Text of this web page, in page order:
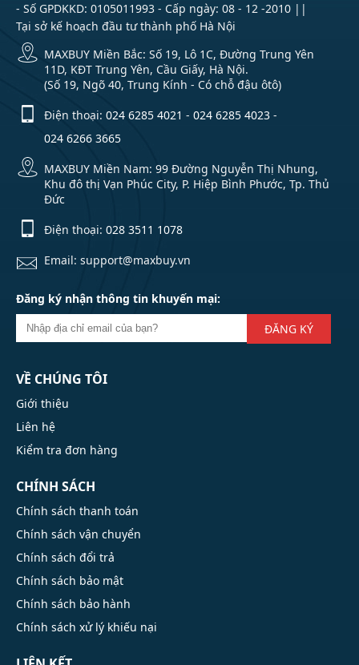
- Số GPDKKD: 0105011993 - Cấp ngày: 08 - 12 -2010 ||
Tại sở kế hoạch đầu tư thành phố Hà Nội
MAXBUY Miền Bắc: Số 19, Lô 1C, Đường Trung Yên
11D, KĐT Trung Yên, Cầu Giấy, Hà Nội.
(Số 19, Ngõ 40, Trung Kính - Có chỗ đậu ôtô)
Điện thoại: 024 6285 4021 - 024 6285 4023 -
024 6266 3665
MAXBUY Miền Nam: 99 Đường Nguyễn Thị Nhung,
Khu đô thị Vạn Phúc City, P. Hiệp Bình Phước, Tp. Thủ
Đức
Điện thoại: 028 3511 1078
Email: support@maxbuy.vn
Đăng ký nhận thông tin khuyến mại:
ĐĂNG KÝ
VỀ CHÚNG TÔI
Giới thiệu
Liên hệ
Kiểm tra đơn hàng
CHÍNH SÁCH
Chính sách thanh toán
Chính sách vận chuyển
Chính sách đổi trả
Chính sách bảo mật
Chính sách bảo hành
Chính sách xử lý khiếu nại